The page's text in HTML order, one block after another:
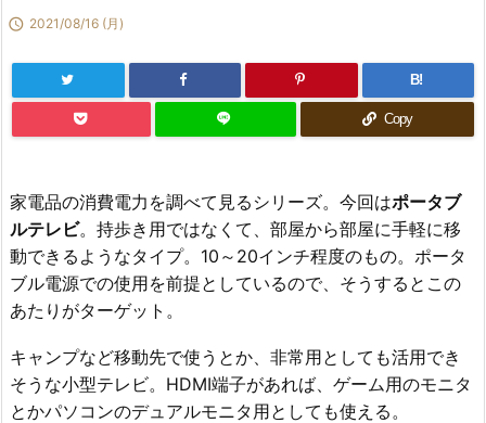
 2021/08/16 (月)
B!
Copy
家電品の消費電力を調べて見るシリーズ。今回はポータブ
ルテレビ。持歩き用ではなくて、部屋から部屋に手軽に移
動できるようなタイプ。10～20インチ程度のもの。ポータ
ブル電源での使用を前提としているので、そうするとこの
あたりがターゲット。
キャンプなど移動先で使うとか、非常用としても活用でき
そうな小型テレビ。HDMI端子があれば、ゲーム用のモニタ
とかパソコンのデュアルモニタ用としても使える。